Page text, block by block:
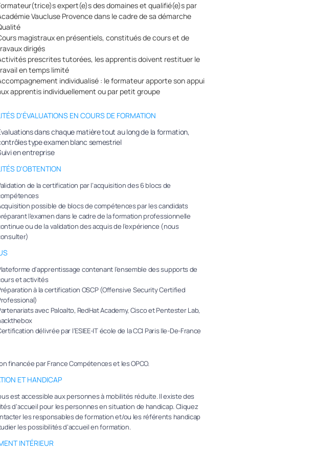
expert(e)s des domaines et qualifié(e)s par
Vaucluse Provence dans le cadre de sa démarche
magistraux en présentiels, constitués de cours et de
dirigés
prescrites tutorées, les apprentis doivent restituer le
en temps limité
individualisé : le formateur apporte son appui
apprentis individuellement ou par petit groupe
D'ÉVALUATIONS EN COURS DE FORMATION
dans chaque matière tout au long de la formation,
type examen blanc semestriel
en entreprise
D'OBTENTION
de la certification par l’acquisition des 6 blocs de
possible de blocs de compétences par les candidats
l’examen dans le cadre de la formation professionnelle
ou de la validation des acquis de l’expérience (nous
d’apprentissage contenant l’ensemble des supports de
et activités
à la certification OSCP (Offensive Security Certified
avec Paloalto, RedHat Academy, Cisco et Pentester Lab,
délivrée par l’ESIEE-IT école de la CCI Paris Ile-De-France
financée par France Compétences et les OPCO.
ET HANDICAP
est accessible aux personnes à mobilités réduite. Il existe des
d’accueil pour les personnes en situation de handicap. Cliquez
les responsables de formation et/ou les référents handicap
les possibilités d’accueil en formation.
INTÉRIEUR